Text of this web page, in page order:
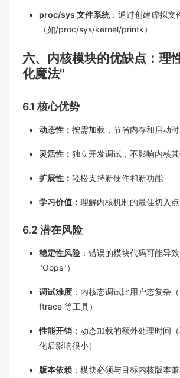
proc/sys 文件系统：通过创建虚拟文
（如/proc/sys/kernel/printk）​
六、内核模块的优缺点：理
化魔法"​
6.1 核心优势​
动态性： 按需加载，节省内存和启动
灵活性： 独立开发调试，不影响内核
扩展性： 轻松支持新硬件和新功能​
学习价值： 理解内核机制的最佳切入点​
6.2 潜在风险​
稳定性风险 ：错误的模块代码可能导
"Oops"）​
调试难度 ：内核态调试比用户态复杂
ftrace 等工具）​
性能开销： 动态加载的额外处理时间
化后影响很小）​
版本依赖 ：模块必须与目标内核版本